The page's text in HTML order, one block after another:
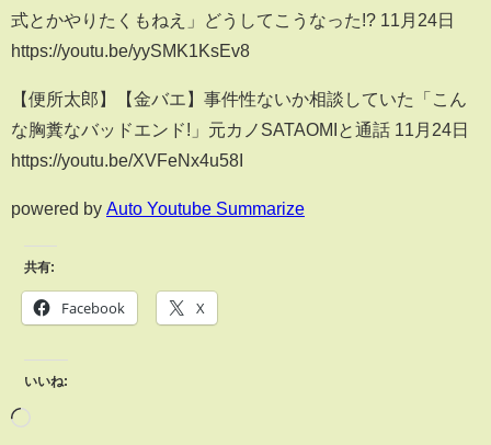
式とかやりたくもねえ」どうしてこうなった!? 11月24日
https://youtu.be/yySMK1KsEv8
【便所太郎】【金バエ】事件性ないか相談していた「こん
な胸糞なバッドエンド!」元カノSATAOMIと通話 11月24日
https://youtu.be/XVFeNx4u58I
powered by Auto Youtube Summarize
共有:
Facebook X
いいね: